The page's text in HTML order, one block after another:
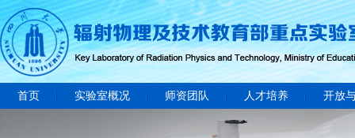
首页 实验室概况 师资团队 人才培养 开放